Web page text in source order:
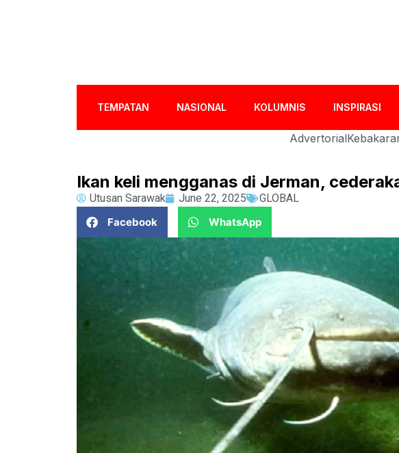
TEMPATAN NASIONAL KOLUMNIS INSPIRASI
Advertorial
Ikan keli mengganas di Jerman,
Utusan Sarawak June 22, 2025
GLOBAL
Facebook
WhatsApp